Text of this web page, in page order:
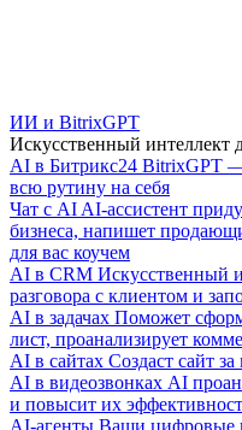
ИИ и BitrixGPT
Искусственный интеллект
AI в Битрикс24 BitrixGPT
всю рутину на себя
Чат с AI AI-ассистент
бизнеса, напишет
для вас коучем
AI в CRM Искусственный
разговора с клиентом и
AI в задачах Поможет
лист, проанализирует
AI в сайтах Создаст сайт
AI в видеозвонках AI
и повысит их